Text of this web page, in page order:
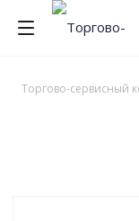
Торгово-сервисный